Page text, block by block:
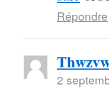
Répondre
2